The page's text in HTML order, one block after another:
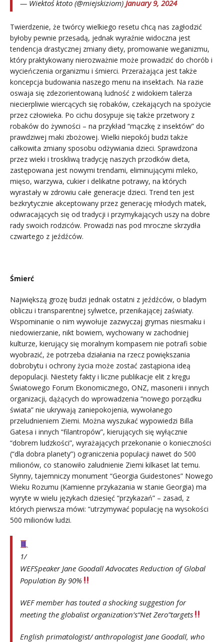
— Wiektoś ktoto (@miejskiziom) January 9, 2024
Twierdzenie, że twórcy wielkiego resetu chcą nas zagłodzić
byłoby pewnie przesadą, jednak wyraźnie widoczna jest
tendencja drastycznej zmiany diety, promowanie weganizmu,
który praktykowany nierozważnie może prowadzić do chorób i
wycieńczenia organizmu i śmierci. Przerażająca jest także
koncepcja budowania naszego menu na insektach. Na razie
oswaja się zdezorientowaną ludność z widokiem talerza
niecierpliwie wiercących się robaków, czekających na spożycie
przez człowieka. Po cichu dosypuje się także przetwory z
robaków do żywności – na przykład “mączkę z insektów” do
prawdziwej maki zbożowej. Wielki niepokój budzi także
całkowita zmiany sposobu odżywiania dzieci. Sprawdzona
przez wieki i troskliwą tradycję naszych przodków dieta,
zastępowana jest nowymi trendami, eliminującymi mleko,
mięso, warzywa, cukier i delikatne potrawy, na których
wyrastały w zdrowiu całe generacje dzieci. Trend ten jest
bezkrytycznie akceptowany przez generację młodych matek,
odwracających się od tradycji i przymykających uszy na dobre
rady swoich rodziców. Prowadzi nas pod mroczne skrzydła
czwartego z jeźdźców.
Śmierć
Największą grozę budzi jednak ostatni z jeźdźców, o bladym
obliczu i transparentnej sylwetce, przenikającej zaświaty.
Wspominanie o nim wywołuje zazwyczaj grymas niesmaku i
niedowierzanie, nikt bowiem, wychowany w zachodniej
kulturze, kierujący się moralnym kompasem nie potrafi sobie
wyobrazić, że potrzeba działania na rzecz powiększania
dobrobytu i ochrony życia może zostać zastąpiona ideą
depopulacji. Niestety fakty i liczne publikacje elit z kręgu
Światowego Forum Ekonomicznego, ONZ, masonerii i innych
organizacji, dążących do wprowadzenia “nowego porządku
świata” nie ukrywają zaniepokojenia, wywołanego
przeludnieniem Ziemi. Można wyszukać wypowiedzi Billa
Gatesa i innych “filantropów”, kierujących się wyłącznie
“dobrem ludzkości”, wyrażających przekonanie o konieczności
(“dla dobra planety”) ograniczenia populacji nawet do 500
milionów, co stanowiło zaludnienie Ziemi kilkaset lat temu.
Słynny, tajemniczy monument “Georgia Guidestones” Nowego
Wieku Rozumu (Kamienne przykazania w stanie Georgia) ma
wyryte w wielu językach dziesięć “przykazań” – zasad, z
których pierwsza mówi: “utrzymywać populację na wysokości
500 milionów ludzi.
1/
WEFSpeaker Jane Goodall Advocates Reduction of Global
Population By 90%
WEF member has touted a shocking suggestion for
meeting the globalist organization’s“Net Zero”targets
English primatologist/ anthropologist Jane Goodall, who